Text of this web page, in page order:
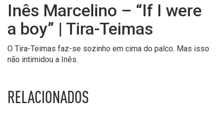
Inês Marcelino – “If I were
a boy” | Tira-Teimas
O Tira-Teimas faz-se sozinho em cima do palco. Mas isso
não intimidou a Inês.
RELACIONADOS